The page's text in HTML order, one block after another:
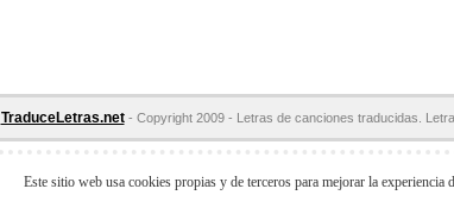
TraduceLetras.net - Copyright 2009 - Letras de canciones traducidas.
Páginas Amigas:
Este sitio web usa cookies propias y de terceros para mejorar la